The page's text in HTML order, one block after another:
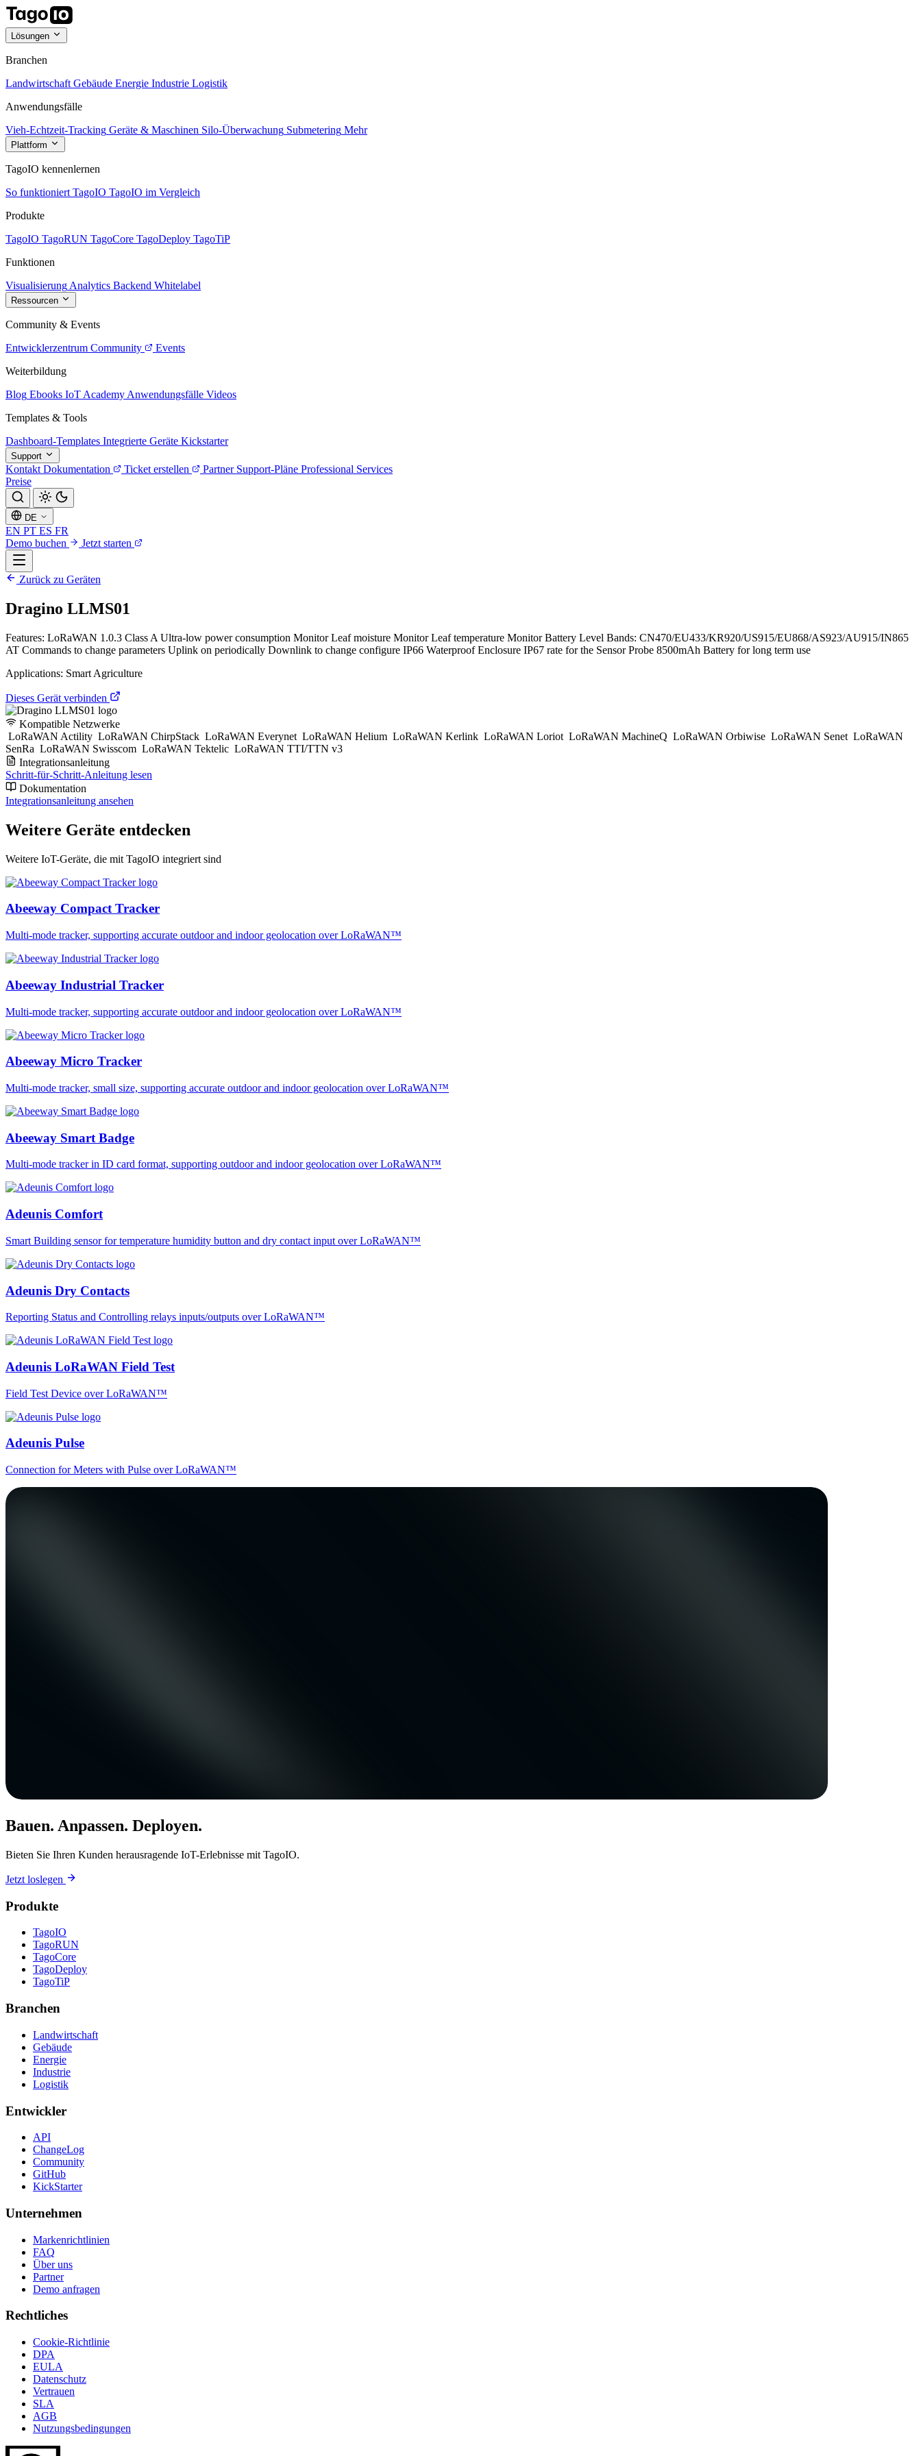
Lösungen
Branchen
Landwirtschaft Gebäude Energie Industrie Logistik
Anwendungsfälle
Vieh-Echtzeit-Tracking Geräte & Maschinen Silo-Überwachung Submetering Mehr
Plattform
TagoIO kennenlernen
So funktioniert TagoIO TagoIO im Vergleich
Produkte
TagoIO TagoRUN TagoCore TagoDeploy TagoTiP
Funktionen
Visualisierung Analytics Backend Whitelabel
Ressourcen
Community & Events
Entwicklerzentrum Community
Events
Weiterbildung
Blog Ebooks IoT Academy Anwendungsfälle Videos
Templates & Tools
Dashboard-Templates Integrierte Geräte Kickstarter
Support
Kontakt Dokumentation Ticket erstellen Partner Support-Pläne Professional Services
Preise
DE
EN PT ES FR
Demo buchen
Jetzt starten
Zurück zu Geräten
Dragino LLMS01
Features: LoRaWAN 1.0.3 Class A Ultra-low power consumption Monitor Leaf moisture Monitor Leaf temperature Monitor Battery Level Bands: CN470/EU433/KR920/US915/EU868/AS923/AU915/IN865
AT Commands to change parameters Uplink on periodically Downlink to change configure IP66 Waterproof Enclosure IP67 rate for the Sensor Probe 8500mAh Battery for long term use
Applications: Smart Agriculture
Dieses Gerät verbinden
Kompatible Netzwerke
LoRaWAN Actility LoRaWAN ChirpStack LoRaWAN Everynet LoRaWAN Helium LoRaWAN Kerlink LoRaWAN Loriot LoRaWAN MachineQ LoRaWAN Orbiwise LoRaWAN Senet LoRaWAN
SenRa LoRaWAN Swisscom LoRaWAN Tektelic LoRaWAN TTI/TTN v3
Integrationsanleitung
Schritt-für-Schritt-Anleitung lesen
Dokumentation
Integrationsanleitung ansehen
Weitere Geräte entdecken
Weitere IoT-Geräte, die mit TagoIO integriert sind
Abeeway Compact Tracker
Multi-mode tracker, supporting accurate outdoor and indoor geolocation over LoRaWAN™
Abeeway Industrial Tracker
Multi-mode tracker, supporting accurate outdoor and indoor geolocation over LoRaWAN™
Abeeway Micro Tracker
Multi-mode tracker, small size, supporting accurate outdoor and indoor geolocation over LoRaWAN™
Abeeway Smart Badge
Multi-mode tracker in ID card format, supporting outdoor and indoor geolocation over LoRaWAN™
Adeunis Comfort
Smart Building sensor for temperature humidity button and dry contact input over LoRaWAN™
Adeunis Dry Contacts
Reporting Status and Controlling relays inputs/outputs over LoRaWAN™
Adeunis LoRaWAN Field Test
Field Test Device over LoRaWAN™
Adeunis Pulse
Connection for Meters with Pulse over LoRaWAN™
Bauen. Anpassen. Deployen.
Bieten Sie Ihren Kunden herausragende IoT-Erlebnisse mit TagoIO.
Jetzt loslegen
Produkte
TagoIO
TagoRUN
TagoCore
TagoDeploy
TagoTiP
Branchen
Landwirtschaft
Gebäude
Energie
Industrie
Logistik
Entwickler
API
ChangeLog
Community
GitHub
KickStarter
Unternehmen
Markenrichtlinien
FAQ
Über uns
Partner
Demo anfragen
Rechtliches
Cookie-Richtlinie
DPA
EULA
Datenschutz
Vertrauen
SLA
AGB
Nutzungsbedingungen